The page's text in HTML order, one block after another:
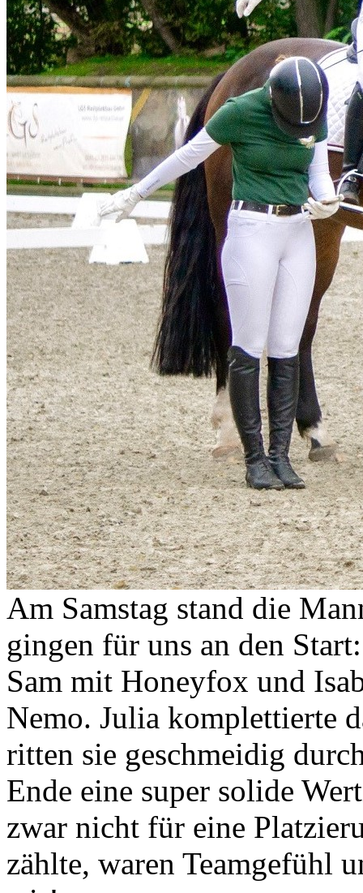
Am Samstag stand die
gingen für uns an den
Sam mit Honeyfox und
Nemo. Julia komplettierte
ritten sie geschmeidig
Ende eine super solide
zwar nicht für eine
zählte, waren Teamgefühl